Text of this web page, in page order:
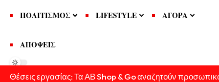
ΠΟΛΙΤΙΣΜΟΣ LIFESTYLE ΑΓΟΡΑ
ΑΠΟΨΕΙΣ
Θέσεις εργασίας: Τα ΑΒ Shop & Go αναζητούν